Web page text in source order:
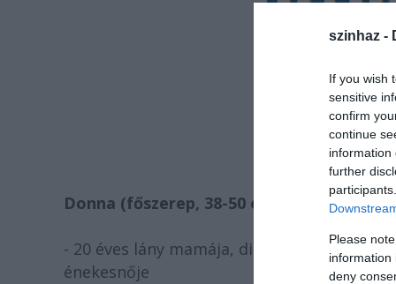
szinhaz -
If you wish
sensitive
confirm
continue
information
further
Please
information
deny
Donna (főszerep, 38-50 éves)
- 20 éves lány mamája, dinamikus, vonzó,
énekesnője